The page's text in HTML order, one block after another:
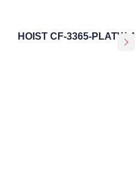
HOIST CF-3365-PLATW-4